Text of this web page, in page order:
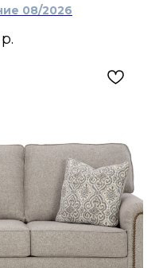
08/2026
р.